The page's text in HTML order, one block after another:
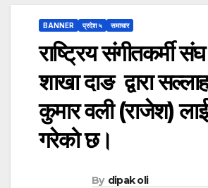
BANNER प्रदेश ५ समाचार
राष्ट्रिय संगीतकर्मी
शाखा दाङ द्वारा
कुमार वली (राजेश)
गरेको छ।
By dipak oli